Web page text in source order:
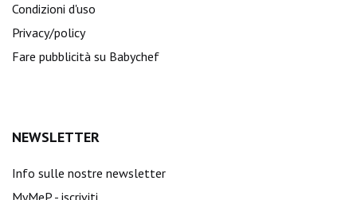
Condizioni d'uso
Privacy/policy
Fare pubblicità su Babychef
NEWSLETTER
Info sulle nostre newsletter
MyMeP - iscriviti